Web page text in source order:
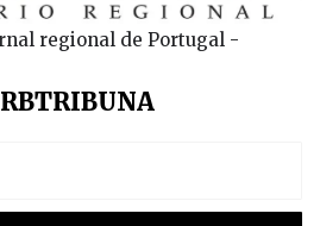
regional de Portugal -